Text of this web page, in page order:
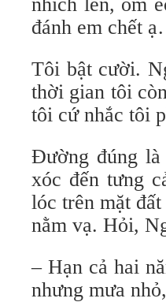
đánh em chết
Tôi bật cười.
thời gian tôi
tôi cứ nhắc tôi
Đường đúng
xóc đến tưng
lóc trên mặt
nằm vạ. Hỏi,
– Hạn cả hai
nhưng mưa